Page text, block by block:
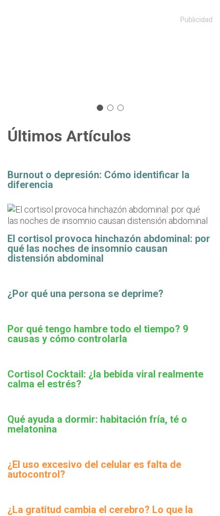
Publicidad
Últimos Artículos
Burnout o depresión: Cómo identificar la
diferencia
El cortisol provoca hinchazón abdominal: por
qué las noches de insomnio causan
distensión abdominal
¿Por qué una persona se deprime?
Por qué tengo hambre todo el tiempo? 9
causas y cómo controlarla
Cortisol Cocktail: ¿la bebida viral realmente
calma el estrés?
Qué ayuda a dormir: habitación fría, té o
melatonina
¿El uso excesivo del celular es falta de
autocontrol?
¿La gratitud cambia el cerebro? Lo que la